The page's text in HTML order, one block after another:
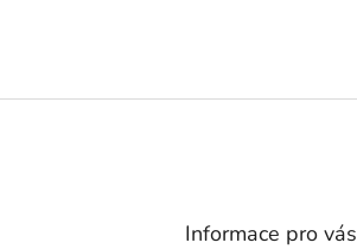
Informace pro vás